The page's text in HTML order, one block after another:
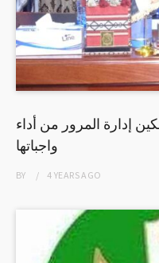
إدارة المرور من أداء
واجباتها
BY 4 YEARSAGO